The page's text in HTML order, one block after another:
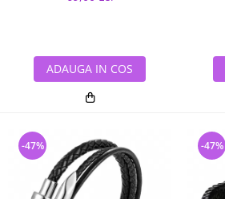
ADAUGA IN COS
-47% -47%